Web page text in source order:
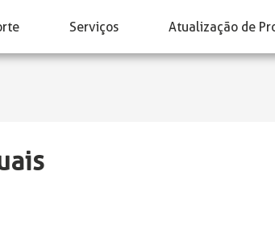
Serviços Atualização de